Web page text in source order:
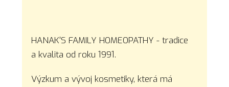
HANAK'S FAMILY HOMEOPATHY - tradice
a kvalita od roku 1991.
Výzkum a vývoj kosmetiky, která má